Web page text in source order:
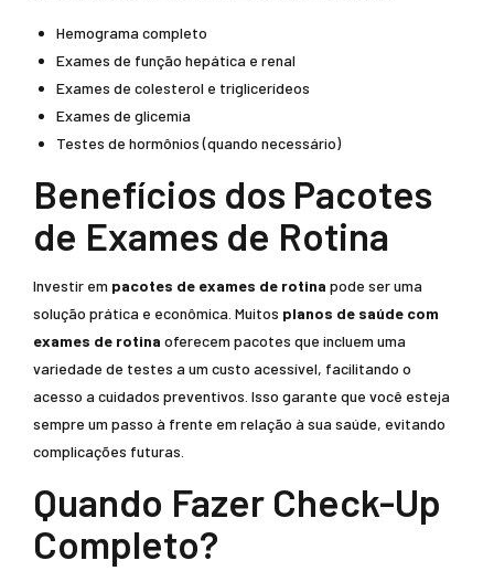
Hemograma completo
Exames de função hepática e renal
Exames de colesterol e triglicerídeos
Exames de glicemia
Testes de hormônios (quando necessário)
Benefícios dos Pacotes
de Exames de Rotina
Investir em pacotes de exames de rotina pode ser uma
solução prática e econômica. Muitos planos de saúde com
exames de rotina oferecem pacotes que incluem uma
variedade de testes a um custo acessível, facilitando o
acesso a cuidados preventivos. Isso garante que você esteja
sempre um passo à frente em relação à sua saúde, evitando
complicações futuras.
Quando Fazer Check-Up
Completo?